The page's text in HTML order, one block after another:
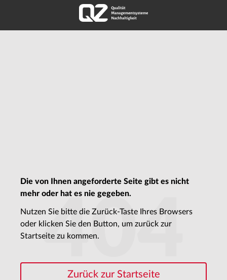
404
Die von Ihnen angeforderte Seite gibt es nicht
mehr oder hat es nie gegeben.
Nutzen Sie bitte die Zurück-Taste Ihres Browsers
oder klicken Sie den Button, um zurück zur
Startseite zu kommen.
Zurück zur Startseite